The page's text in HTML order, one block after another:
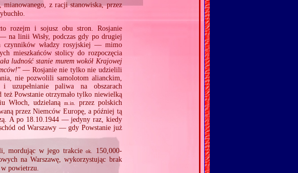
z racji stanowiska, przez
rozejm i sojusz obu stron. Rosjanie
na linii Wisły, podczas gdy po drugiej
czynników władzy rosyjskiej — mimo
mieszkańców stolicy do rozpoczęcia
ludność stanie murem wokół Krajowej
” — Rosjanie nie tylko nie udzielili
nie pozwolili samolotom alianckim,
uzupełnianie paliwa na obszarach
Powstanie otrzymało tylko niewielką
Włoch, udzielaną
m.in.
przez polskich
przez Niemców Europę, a później tą
A po 18.10.1944 — jedyny raz, kiedy
od Warszawy — gdy Powstanie już
mordując w jego trakcieok.
150,000‐
na Warszawę, wykorzystując brak
powietrzu.